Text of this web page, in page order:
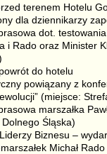
terenem Hotelu
dla dziennikarzy
dot.
i Rado oraz Minister
do hotelu
powiązany z
(miejsce:
marszałka
Śląska)
Biznesu –
Michał